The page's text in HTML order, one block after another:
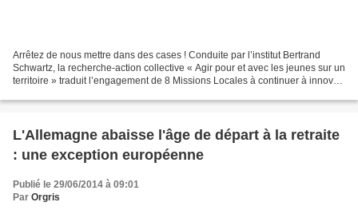
Arrêtez de nous mettre dans des cases ! Conduite par l’institut Bertrand
Schwartz, la recherche-action collective « Agir pour et avec les jeunes sur un
territoire » traduit l’engagement de 8 Missions Locales à continuer à innover,
L'Allemagne abaisse l'âge de départ à la retraite
: une exception européenne
Publié le 29/06/2014 à 09:01
Par Orgris